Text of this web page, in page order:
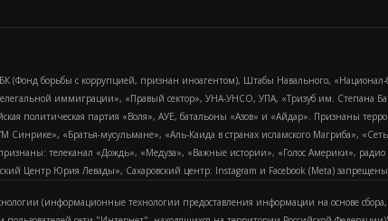
(Фонд борьбы с коррупцией, признан иноагентом), Штабы Навального,
иммиграции», «Правый сектор», УНА-УНСО, УПА, «Тризуб им. Степана
политическая партия «Воля», АУЕ, батальоны «Азов» и «Айдар». Признаны
Синрике», «Братья-мусульмане», «Аль-Каида в странах исламского Магриба»,
телеканал «Дождь», «Медуза», «Важные истории», «Голос Америки»,
Центр Юрия Левады», Сахаровский центр. Instagram и Facebook (Metа) запрещены
(информационные технологии предоставления информации на основе сбора,